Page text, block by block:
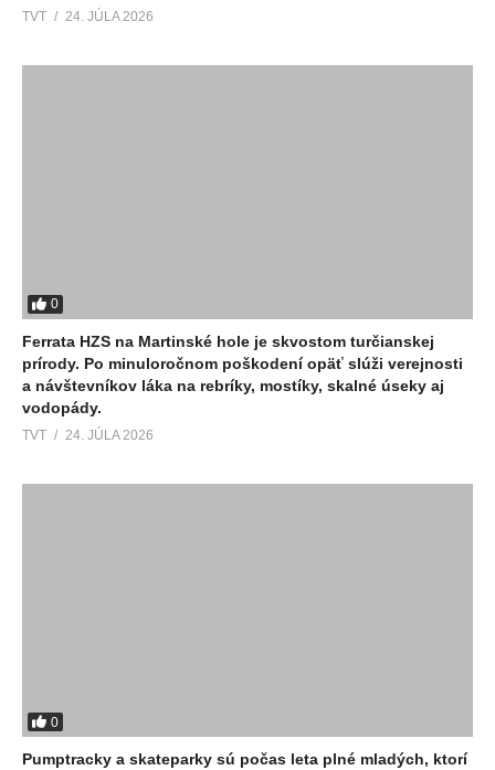
TVT 24. JÚLA 2026
0
Ferrata HZS na Martinské hole je skvostom turčianskej
prírody. Po minuloročnom poškodení opäť slúži verejnosti
a návštevníkov láka na rebríky, mostíky, skalné úseky aj
vodopády.
TVT 24. JÚLA 2026
0
Pumptracky a skateparky sú počas leta plné mladých, ktorí